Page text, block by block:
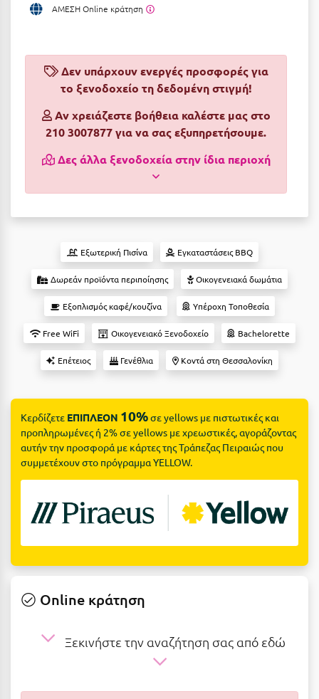
Αρκίτσα
Αρχαία Ολυμπία
Αστυπάλαια
Αττική
Βansko
Βραχάτι Κορινθίας
Βυτίνα
Γαλαξiδι
Γρεβενά
Γύθειο
Δ
Δελφοί
Ελάτη Αρκαδίας
Ελούντα Κρήτης
Βίλες
Ενοικιαζόμενα Δωμάτια
Studios
Boutique Hotels
Δες όλες τις προσφορές
Δες όλα τα πακέτα διακοπών
ΑΜΕΣΗ Online κράτηση
Δεν υπάρχουν ενεργές προσφορές για
το ξενοδοχείο τη δεδομένη στιγμή!
Αν χρειάζεστε βοήθεια καλέστε μας στο
210 3007877 για να σας εξυπηρετήσουμε.
Δες άλλα ξενοδοχεία στην ίδια περιοχή
Εξωτερική Πισίνα Εγκαταστάσεις BBQ
Δωρεάν προϊόντα περιποίησης Οικογενειακά δωμάτια
Εξοπλισμός καφέ/κουζίνα Υπέροχη Τοποθεσία
Free WiFi Οικογενειακό Ξενοδοχείο Bachelorette
Επέτειος Γενέθλια Κοντά στη Θεσσαλονίκη
Κερδίζετε ΕΠΙΠΛΕΟΝ 10%σε yellows με πιστωτικές και
προπληρωμένες ή 2% σε yellows με χρεωστικές, αγοράζοντας
αυτήν την προσφορά με κάρτες της Τράπεζας Πειραιώς που
συμμετέχουν στο πρόγραμμα YELLOW.
Online κράτηση
Ξεκινήστε την αναζήτηση σας από εδώ